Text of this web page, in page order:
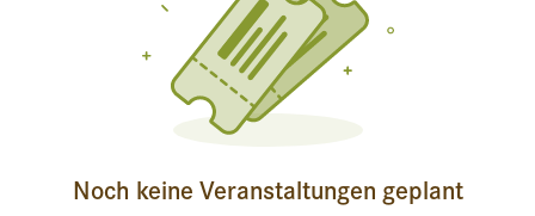
Noch keine Veranstaltungen geplant